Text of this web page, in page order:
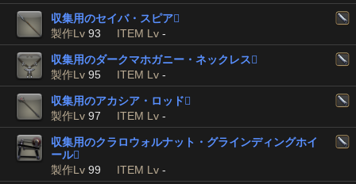
収集用のセイバ・スピア
製作Lv 93 ITEM Lv -
収集用のダークマホガニー・ネックレス
製作Lv 95 ITEM Lv -
収集用のアカシア・ロッド
製作Lv 97 ITEM Lv -
収集用のクラロウォルナット・グラインディングホイ
ール
製作Lv 99 ITEM Lv -